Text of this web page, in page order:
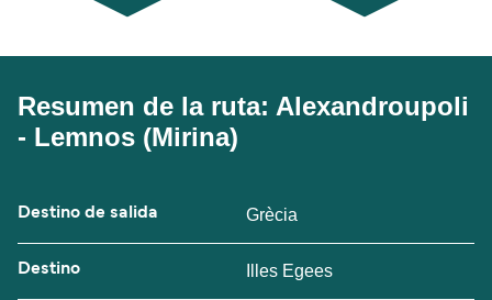
Resumen de la ruta: Alexandroupoli
- Lemnos (Mirina)
Destino de salida Grècia
Destino Illes Egees